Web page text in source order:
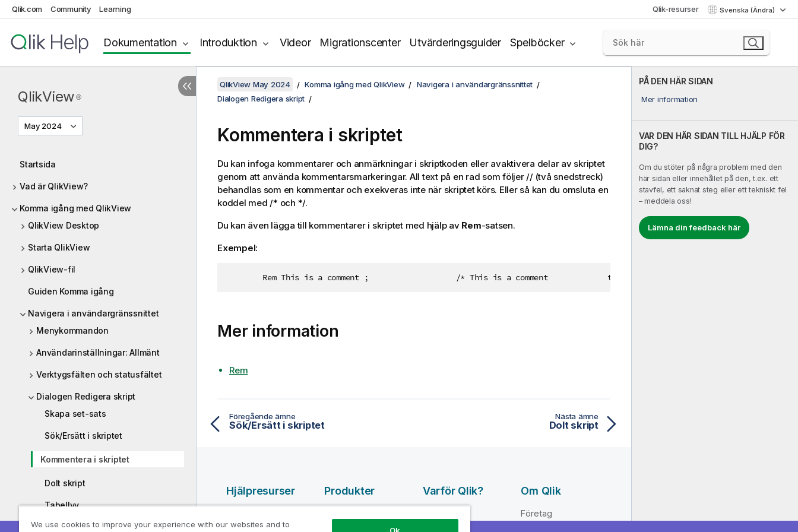
Qlik.com Community Learning Qlik-resurser Svenska (Ändra)
Dokumentation Introduktion Videor Migrationscenter Utvärderingsguider Spelböcker
QlikView ®
May 2024
Startsida
Vad är QlikView?
Komma igång med QlikView
QlikView Desktop
Starta QlikView
QlikView-fil
Guiden Komma igång
Navigera i användargränssnittet
Menykommandon
Användarinställningar: Allmänt
Verktygsfälten och statusfältet
Dialogen Redigera skript
Skapa set-sats
Sök/Ersätt i skriptet
Kommentera i skriptet
Dolt skript
Tabellvy
Egenskaper för datalänk
PÅ DEN HÄR SIDAN
Mer information
VAR DEN HÄR SIDAN TILL HJÄLP FÖR
DIG?
Om du stöter på några problem med den
här sidan eller innehållet på den, t.ex. ett
stavfel, ett saknat steg eller ett tekniskt fel
– meddela oss!
Lämna din feedback här
QlikView May 2024 Komma igång med QlikView
Navigera i användargränssnittet
Dialogen Redigera skript
Kommentera i skriptet
Du kan infoga kommentarer och anmärkningar i skriptkoden eller avaktivera delar av skriptet
genom att använda kommentarsmarkeringar. All text på en rad som följer // (två snedstreck)
behandlas som en kommentar och exekveras inte när skriptet körs. Eller så kan du omsluta en
koddel med /* och */.
Du kan även lägga till kommentarer i skriptet med hjälp av Rem-satsen.
Exempel:
Rem This is a comment ;                   /* This is a comment             that spans two lines */
Mer information
Rem
Föregående ämne
Sök/Ersätt i skriptet
Nästa ämne
Dolt skript
Hjälpresurser
Qlik Developer
Produkter
INTEGRATION
Varför Qlik? Om Qlik
Företag
We use cookies to improve your experience with our websites and to